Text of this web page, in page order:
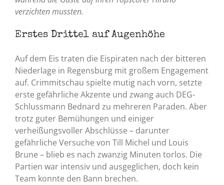
verzichten mussten.
Erstes Drittel auf Augenhöhe
Auf dem Eis traten die Eispiraten nach der bitteren
Niederlage in Regensburg mit großem Engagement
auf. Crimmitschau spielte mutig nach vorn, setzte
erste gefährliche Akzente und zwang auch DEG-
Schlussmann Bednard zu mehreren Paraden. Aber
trotz guter Bemühungen und einiger
verheißungsvoller Abschlüsse – darunter
gefährliche Versuche von Till Michel und Louis
Brune – blieb es nach zwanzig Minuten torlos. Die
Partien war intensiv und ausgeglichen, doch kein
Team konnte den Bann brechen.